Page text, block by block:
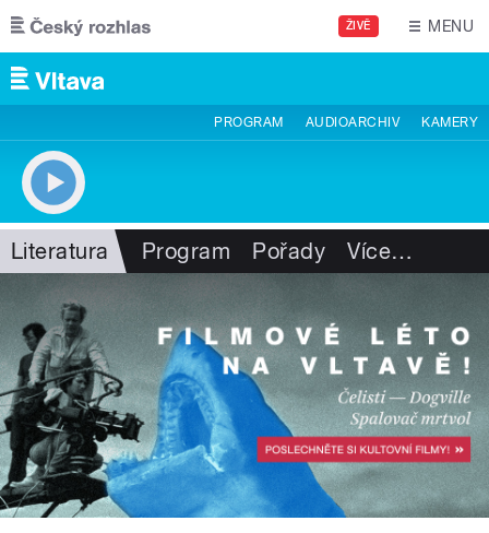
Přejít k hlavnímu obsahu
ŽIVĚ MENU
PROGRAM AUDIOARCHIV KAMERY
Literatura Program Pořady Více…